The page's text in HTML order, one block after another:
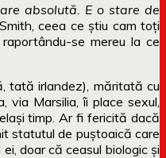
absolută. E o stare de
ceea ce știu cam toți
se mereu la ce
tată irlandez), măritată cu
via Marsilia, îi place sexul,
timp. Ar fi fericită dacă
statutul de puștoaică care
doar că ceasul biologic și